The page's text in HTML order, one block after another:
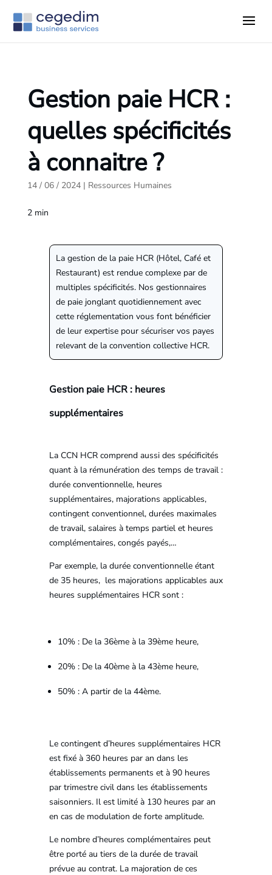
Gestion paie HCR :
quelles spécificités
à connaitre ?
14 / 06 / 2024| Ressources Humaines
2 min
La gestion de la paie HCR (Hôtel, Café et
Restaurant) est rendue complexe par de
multiples spécificités. Nos gestionnaires
de paie jonglant quotidiennement avec
cette réglementation vous font bénéficier
de leur expertise pour sécuriser vos payes
relevant de la convention collective HCR.
Gestion paie HCR : heures
supplémentaires
La CCN HCR comprend aussi des spécificités
quant à la rémunération des temps de travail :
durée conventionnelle, heures
supplémentaires, majorations applicables,
contingent conventionnel, durées maximales
de travail, salaires à temps partiel et heures
complémentaires, congés payés,…
Par exemple, la durée conventionnelle étant
de 35 heures, les majorations applicables aux
heures supplémentaires HCR sont :
10% : De la 36ème à la 39ème heure,
20% : De la 40ème à la 43ème heure,
50% : A partir de la 44ème.
Le contingent d’heures supplémentaires HCR
est fixé à 360 heures par an dans les
établissements permanents et à 90 heures
par trimestre civil dans les établissements
saisonniers. Il est limité à 130 heures par an
en cas de modulation de forte amplitude.
Le nombre d’heures complémentaires peut
être porté au tiers de la durée de travail
prévue au contrat. La majoration de ces